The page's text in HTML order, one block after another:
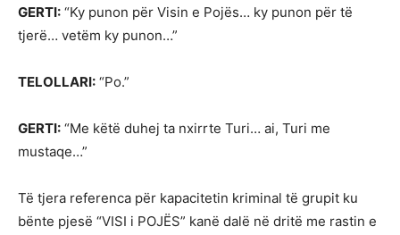
GERTI: “Ky punon për Visin e Pojës… ky punon për të
tjerë… vetëm ky punon…”
TELOLLARI: “Po.”
GERTI: “Me këtë duhej ta nxirrte Turi… ai, Turi me
mustaqe…”
Të tjera referenca për kapacitetin kriminal të grupit ku
bënte pjesë “VISI i POJËS” kanë dalë në dritë me rastin e